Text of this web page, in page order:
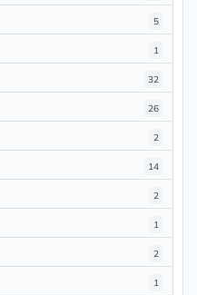
5
1
32
26
2
14
2
1
2
1